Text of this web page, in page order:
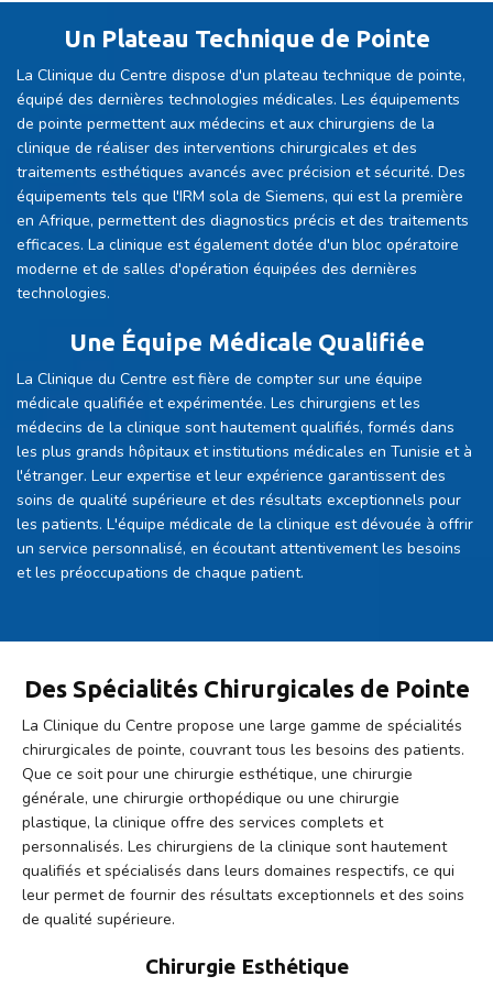
Un Plateau Technique de Pointe
La Clinique du Centre dispose d'un plateau technique de pointe,
équipé des dernières technologies médicales. Les équipements
de pointe permettent aux médecins et aux chirurgiens de la
clinique de réaliser des interventions chirurgicales et des
traitements esthétiques avancés avec précision et sécurité. Des
équipements tels que l'IRM sola de Siemens, qui est la première
en Afrique, permettent des diagnostics précis et des traitements
efficaces. La clinique est également dotée d'un bloc opératoire
moderne et de salles d'opération équipées des dernières
technologies.
Une Équipe Médicale Qualifiée
La Clinique du Centre est fière de compter sur une équipe
médicale qualifiée et expérimentée. Les chirurgiens et les
médecins de la clinique sont hautement qualifiés, formés dans
les plus grands hôpitaux et institutions médicales en Tunisie et à
l'étranger. Leur expertise et leur expérience garantissent des
soins de qualité supérieure et des résultats exceptionnels pour
les patients. L'équipe médicale de la clinique est dévouée à offrir
un service personnalisé, en écoutant attentivement les besoins
et les préoccupations de chaque patient.
Des Spécialités Chirurgicales de Pointe
La Clinique du Centre propose une large gamme de spécialités
chirurgicales de pointe, couvrant tous les besoins des patients.
Que ce soit pour une chirurgie esthétique, une chirurgie
générale, une chirurgie orthopédique ou une chirurgie
plastique, la clinique offre des services complets et
personnalisés. Les chirurgiens de la clinique sont hautement
qualifiés et spécialisés dans leurs domaines respectifs, ce qui
leur permet de fournir des résultats exceptionnels et des soins
de qualité supérieure.
Chirurgie Esthétique